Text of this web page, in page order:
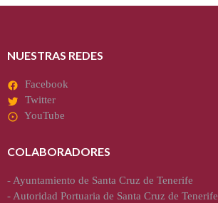
NUESTRAS REDES
Facebook
Twitter
YouTube
COLABORADORES
- Ayuntamiento de Santa Cruz de Tenerife
- Autoridad Portuaria de Santa Cruz de Tenerife